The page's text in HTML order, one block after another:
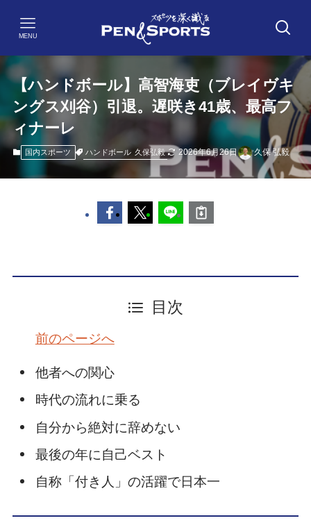
MENU
【ハンドボール】高智海吏（ブレイヴキ
ングス刈谷）引退。遅咲き41歳、最高フ
ィナーレ
国内スポーツ ハンドボール 久保弘毅 2026年6月26日 久保 弘毅
目次
前のページへ
他者への関心
時代の流れに乗る
自分から絶対に辞めない
最後の年に自己ベスト
自称「付き人」の活躍で日本一